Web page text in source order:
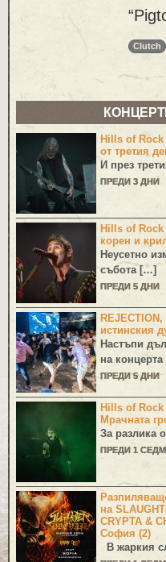
Clutch
Hills of Rock
от третия
И през
ПРЕДИ 3 ДНИ
Hills of Rock
корен и
Неусетно
събота […]
ПРЕДИ 5 ДНИ
истинския
Настъпи
на
ПРЕДИ 5 ДНИ
Hills of
Мрачната
За разлика
ПРЕДИ 1
на
CRYPTA &
София (2)
В жаркия